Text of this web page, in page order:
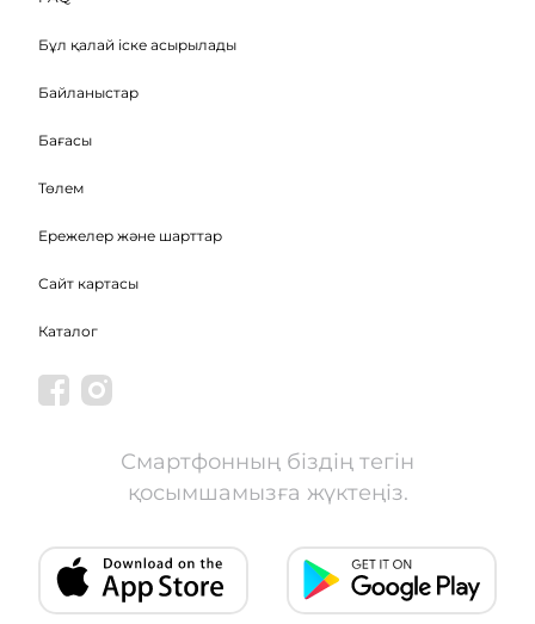
Бұл қалай іске асырылады
Байланыстар
Бағасы
Төлем
Ережелер және шарттар
Сайт картасы
Каталог
Смартфонның біздің тегін
қосымшамызға жүктеңіз.